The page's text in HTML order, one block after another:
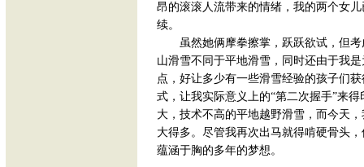
昂的滚滚人流带来的情绪，我的两个女
续。
虽然她俩摩拳擦掌，跃跃欲试，但
山滑雪不同于平地滑雪，同时还由于我
点，好让多少有一些滑雪经验的孩子们
式，让我实际意义上的“第二次握手”来
大，技术不高的平地越野滑雪，而今天
大得多。尽管我再次出马就得啃硬骨头
蕴涵于胸的多年的梦想。